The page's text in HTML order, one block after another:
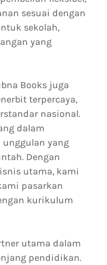
sesuai dengan
sekolah,
yang
Books juga
terpercaya,
nasional.
dalam
yang
Dengan
utama, kami
pasarkan
kurikulum
utama dalam
pendidikan.